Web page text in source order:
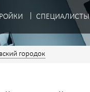
СПЕЦИАЛИСТЫ
городок